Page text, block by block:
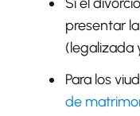
presentar
(legalizada
Para los
de